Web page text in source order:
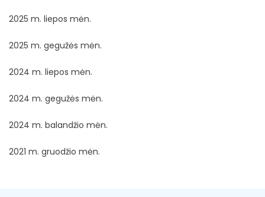
2025 m. liepos mėn.
2025 m. gegužės mėn.
2024 m. liepos mėn.
2024 m. gegužės mėn.
2024 m. balandžio mėn.
2021 m. gruodžio mėn.